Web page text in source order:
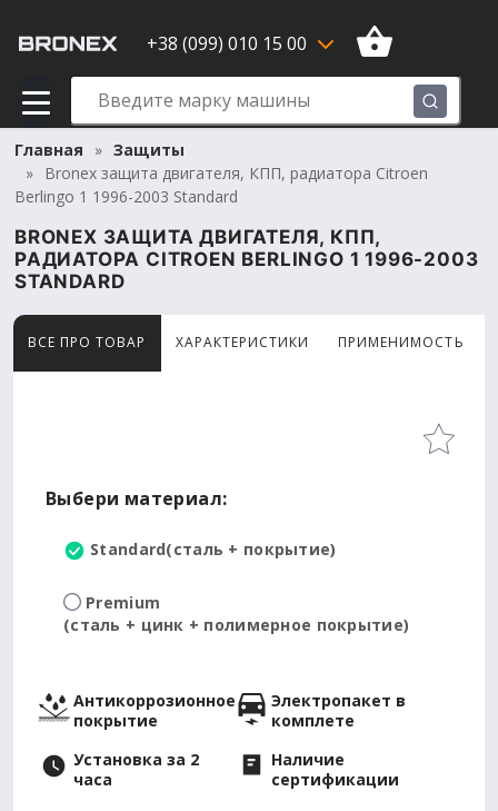
+38 (099) 010 15 00
Главная
Защиты
Bronex защита двигателя, КПП, радиатора Citroen
Berlingo 1 1996-2003 Standard
BRONEX ЗАЩИТА ДВИГАТЕЛЯ, КПП,
РАДИАТОРА CITROEN BERLINGO 1 1996-2003
STANDARD
ВСЕ ПРО ТОВАР ХАРАКТЕРИСТИКИ ПРИМЕНИМОСТЬ
Товар просматривают сейчас 5 человек
Выбери материал:
Standard(сталь + покрытие)
Premium
(сталь + цинк + полимерное покрытие)
Антикоррозионное
покрытие
Электропакет в
комплете
Установка за 2
часа
Наличие
сертификации